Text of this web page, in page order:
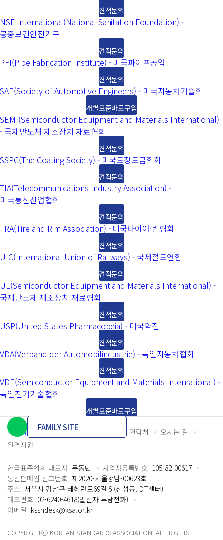
견적문의
NSF International(National Sanitation Foundation) -
공중보건안전기구
견적문의
PFI(Pipe Fabrication Institute) - 미국파이프공업
견적문의
SAE(Society of Automotive Engineers) - 미국자동차기술회
개별표준바로구입
SEMI(Semiconductor Equipment and Materials International)
- 국제반도체 제조장치 재료협회
견적문의
SSPC(The Coating Society) - 미국도장도금학회
견적문의
TIA(Telecommunications Industry Association) -
미국통신산업협회
견적문의
TRA(Tire and Rim Association) - 미국타이어·림협회
견적문의
UIC(International Union of Railways) - 국제철도연합
견적문의
UL(Semiconductor Equipment and Materials International) -
국제반도체 제조장치 재료협회
견적문의
USP(United States Pharmacopeia) - 미국약전
견적문의
VDA(Verband der Automobilindustrie) - 독일자동차협회
견적문의
VDE(Semiconductor Equipment and Materials International) -
독일전기기술협회
개별표준바로구입
개인정보처리방침 이용약관 담당자 연락처
오시는 길
원격지원
FAMILY SITE
한국표준협회 대표자 문동민 사업자등록번호 105-82-00617
통신판매업 신고번호 제2020-서울강남-00623호
주소 서울시 강남구 테헤란로69길 5 (삼성동, DT센터)
대표번호 02-6240-4618(발신자 부담전화)
이메일 kssndesk@ksa.or.kr
COPYRIGHTⓒ KOREAN STANDARDS ASSOCIATION. ALL RIGHTS